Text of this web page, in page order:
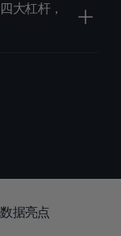
大杠杆，
据亮点